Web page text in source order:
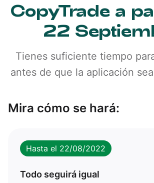
CopyTrade a
22
Tienes suficiente tiempo
antes de que la aplicación
Mira cómo se hará:
Hasta el 22/08/2022
Todo seguirá igual